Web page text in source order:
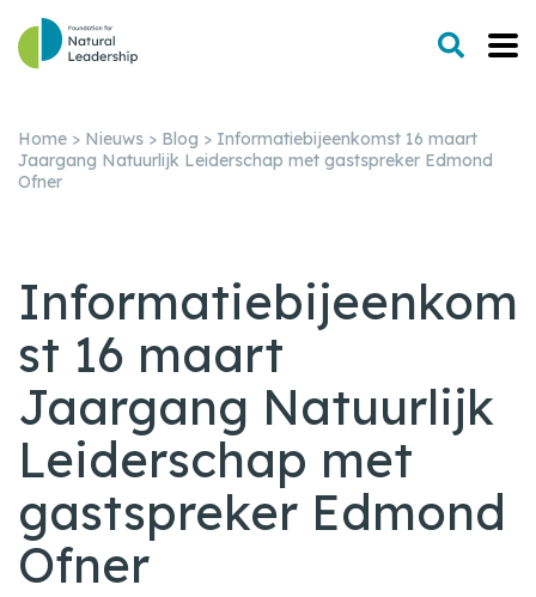
Home > Nieuws > Blog > Informatiebijeenkomst 16 maart
Jaargang Natuurlijk Leiderschap met gastspreker Edmond
Ofner
Informatiebijeenkom
st 16 maart
Jaargang Natuurlijk
Leiderschap met
gastspreker Edmond
Ofner